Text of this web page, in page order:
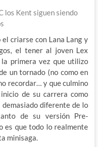
los Kent siguen siendo
criarse con Lana Lang y
el tener al joven Lex
primera vez que utilizo
un tornado (no como en
recordar… y que culmino
de su carrera como
diferente de lo
de su versión Pre-
es que todo lo realmente
minisaga.